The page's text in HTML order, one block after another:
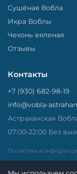
Сушёная Вобла
Икра Воблы
Чехонь вяленая
Отзывы
Контакты
+7 (930) 682-98-19
info@vobla-
Астраханская
07:00-22:00 Без
Политика